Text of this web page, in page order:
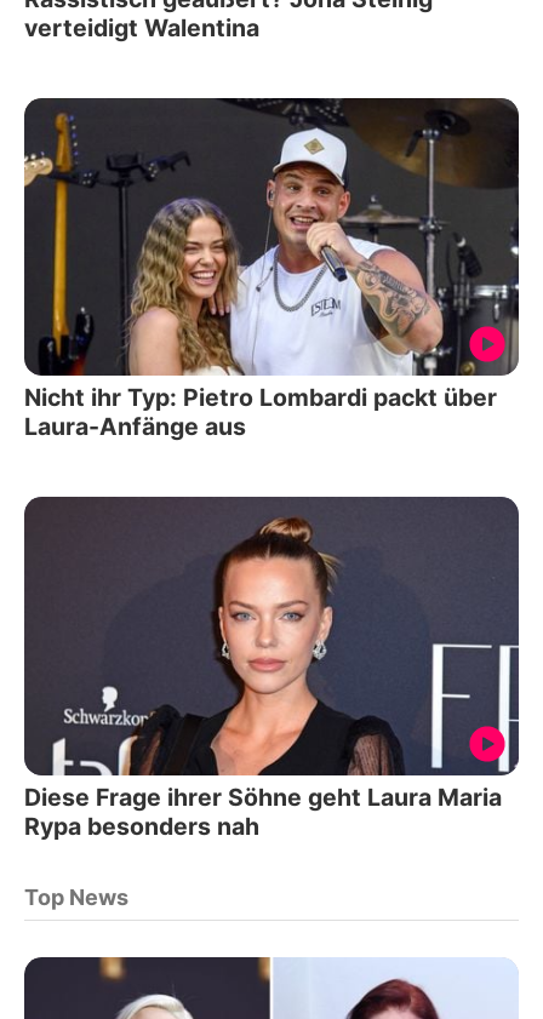
verteidigt Walentina
Nicht ihr Typ: Pietro Lombardi packt über
Laura-Anfänge aus
Diese Frage ihrer Söhne geht Laura Maria
Rypa besonders nah
Top News